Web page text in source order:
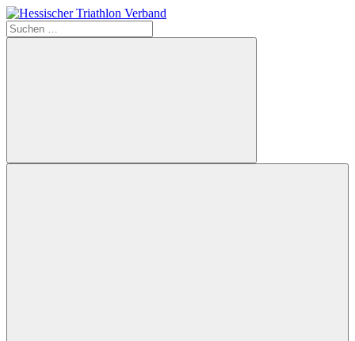
Zum
Inhalt
springen
Hessischer
Suchen
nach:
Suchen